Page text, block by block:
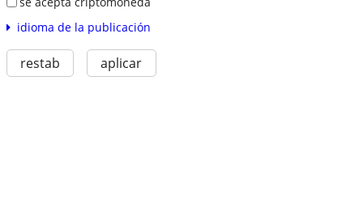
idioma de la publicación
restab aplicar